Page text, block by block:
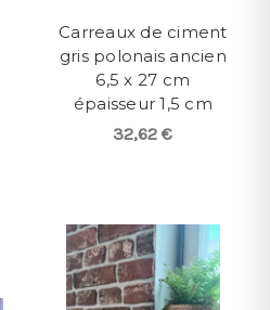
Carreaux de ciment
gris polonais ancien
6,5 x 27 cm
épaisseur 1,5 cm
32,62 €